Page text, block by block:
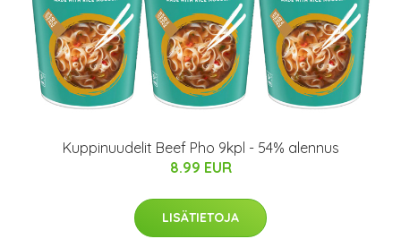
Kuppinuudelit Beef Pho 9kpl - 54% alennus
8.99 EUR
LISÄTIETOJA